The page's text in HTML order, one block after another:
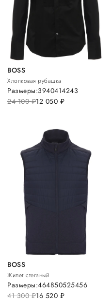
BOSS
Хлопковая рубашка
24 100руб.12 050 руб.
Размеры:3940414243
BOSS
Жилет стеганый
41 300руб.16 520 руб.
Размеры:464850525456